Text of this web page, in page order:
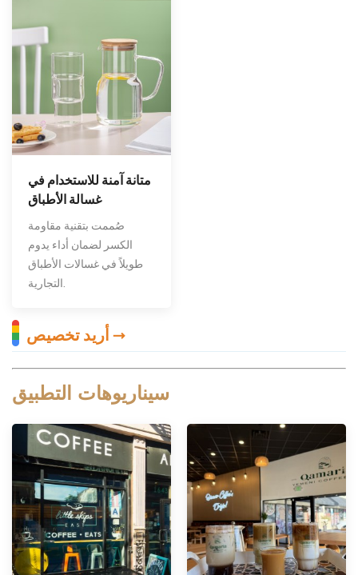
متانة آمنة للاستخدام في
غسالة الأطباق
صُممت بتقنية مقاومة
الكسر لضمان أداء يدوم
طويلاً في غسالات الأطباق
التجارية.
أريد تخصيص →
سيناريوهات التطبيق